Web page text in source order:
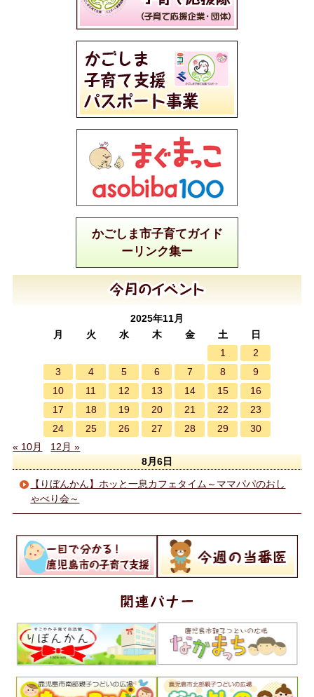
かごしま市子育てガイド
ーリンク集ー
2025年11月
月
火 水 木 金 土
日
1
2
3
4 5 6 7 8
9
10
11 12 13 14 15
16
17
18 19 20 21 22
23
24
25 26 27 28 29
30
« 10月
12月 »
8月6日
【りぼんかん】ホッと一息カフェタイム～ママパパのおし
ゃべり会～